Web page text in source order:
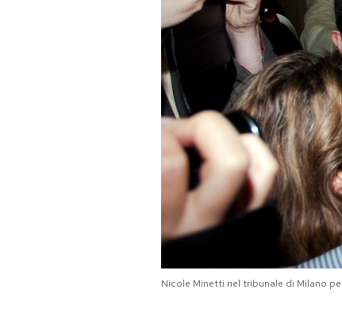
Nicole Minetti nel tribunale di Milano